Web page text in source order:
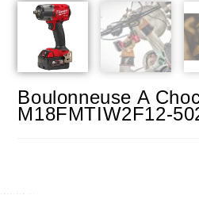
Boulonneuse A
M18FMTIW2F12-